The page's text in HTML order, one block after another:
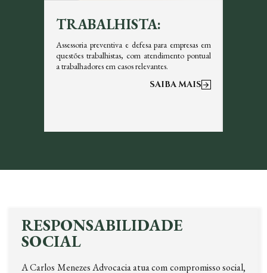
TRABALHISTA:
Assessoria preventiva e defesa para empresas em
questões trabalhistas, com atendimento pontual
a trabalhadores em casos relevantes.
SAIBA MAIS
RESPONSABILIDADE
SOCIAL
A Carlos Menezes Advocacia atua com compromisso social,